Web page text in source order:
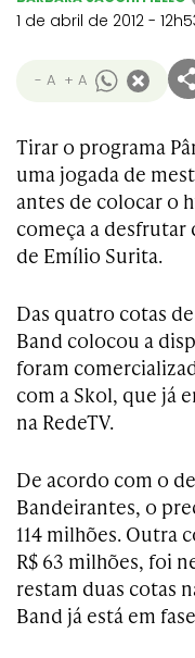
1 de abril de 2012 -
- A + A
Tirar o programa
uma jogada de
antes de colocar o
começa a
de Emílio Surita.
Das quatro cotas
Band colocou a
foram
com a Skol, que já
na RedeTV.
De acordo com o
Bandeirantes, o
114 milhões. Outra
R$ 63 milhões, foi
restam duas cotas
Band já está em